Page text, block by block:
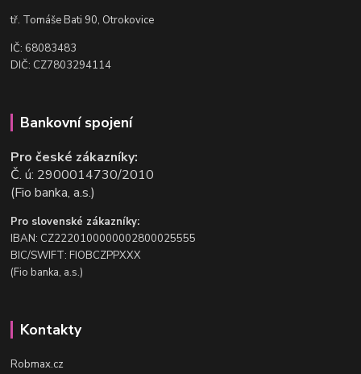
tř. Tomáše Bati 90, Otrokovice
IČ: 68083483
DIČ: CZ7803294114
Bankovní spojení
Pro české zákazníky:
Č. ú: 2900014730/2010
(Fio banka, a.s.)
Pro slovenské zákazníky:
IBAN: CZ2220100000002800025555
BIC/SWIFT: FIOBCZPPXXX
(Fio banka, a.s.)
Kontakty
Robmax.cz